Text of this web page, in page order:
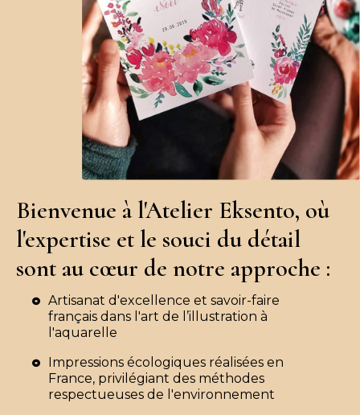
Bienvenue à l'Atelier Eksento, où
l'expertise et le souci du détail
sont au cœur de notre approche :
Artisanat d'excellence et savoir-faire
français dans l'art de l’illustration à
l'aquarelle
Impressions écologiques réalisées en
France, privilégiant des méthodes
respectueuses de l'environnement